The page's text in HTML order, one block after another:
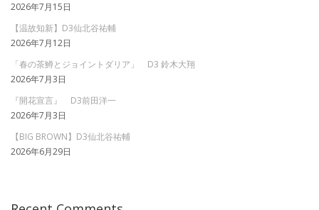
ン
2026年7月15日
【温故知新】D3仙北谷祐輔
2026年7月12日
「春の茶鱒とジョイントダリア」 D3 鈴木大翔
2026年7月3日
『開花宣言』 D3前田洋一
2026年7月3日
【BIG BROWN】D3仙北谷祐輔
2026年6月29日